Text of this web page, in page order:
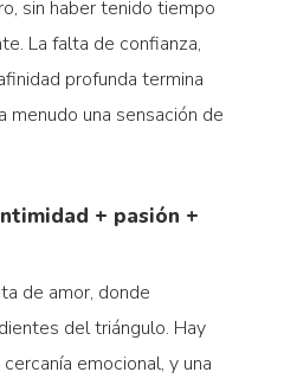
sin haber tenido tiempo
La falta de confianza,
profunda termina
menudo una sensación de
+ pasión +
de amor, donde
del triángulo. Hay
emocional, y una